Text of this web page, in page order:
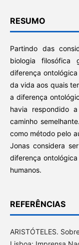
RESUMO
Partindo das
biologia filosófica
diferença
da vida aos quais
a diferença
havia respondido
caminho
como método pelo
Jonas considera
diferença
humanos.
REFERÊNCIAS
ARISTÓTELES.